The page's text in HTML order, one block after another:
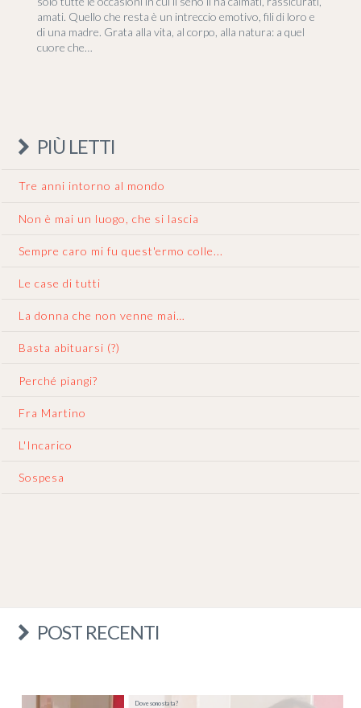
amati. Quello che resta è un intreccio emotivo, fili di loro e
di una madre. Grata alla vita, al corpo, alla natura: a quel
cuore che…
PIÙ LETTI
Tre anni intorno al mondo
Non è mai un luogo, che si lascia
Sempre caro mi fu quest'ermo colle...
Le case di tutti
La donna che non venne mai…
Basta abituarsi (?)
Perché piangi?
Fra Martino
L'Incarico
Sospesa
POST RECENTI
Dove sono stata?